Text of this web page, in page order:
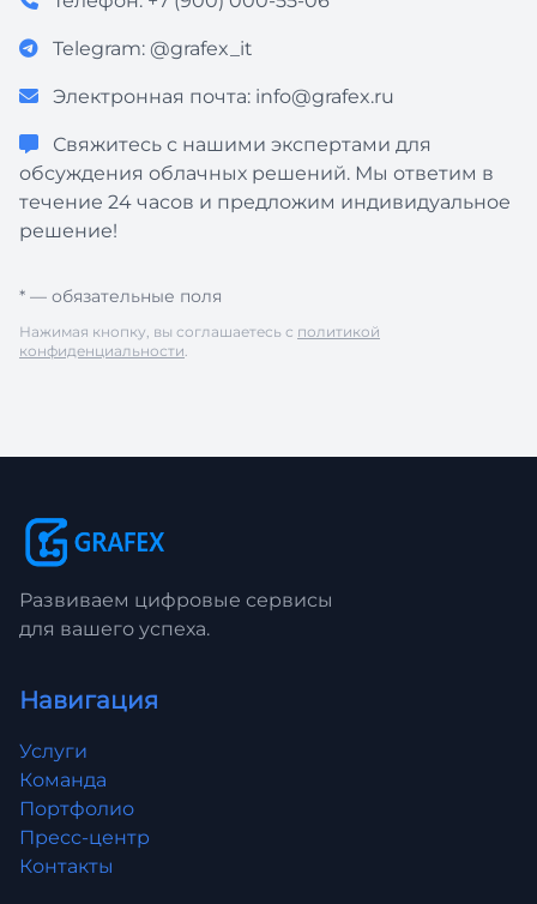
Telegram: @grafex_it
Электронная почта: info@grafex.ru
Свяжитесь с нашими экспертами для
обсуждения облачных решений. Мы ответим в
течение 24 часов и предложим индивидуальное
решение!
* — обязательные поля
Нажимая кнопку, вы соглашаетесь с политикой
конфиденциальности
Развиваем цифровые сервисы
для вашего успеха.
Навигация
Услуги
Команда
Портфолио
Пресс-центр
Контакты